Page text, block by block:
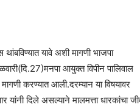
यावे अशी मागणी भाजपा
आयुक्त विपीन पालिवाल
करण्यात आली.दरम्यान या विषयावर
दिले असल्याने मालमत्ता धारकांचा